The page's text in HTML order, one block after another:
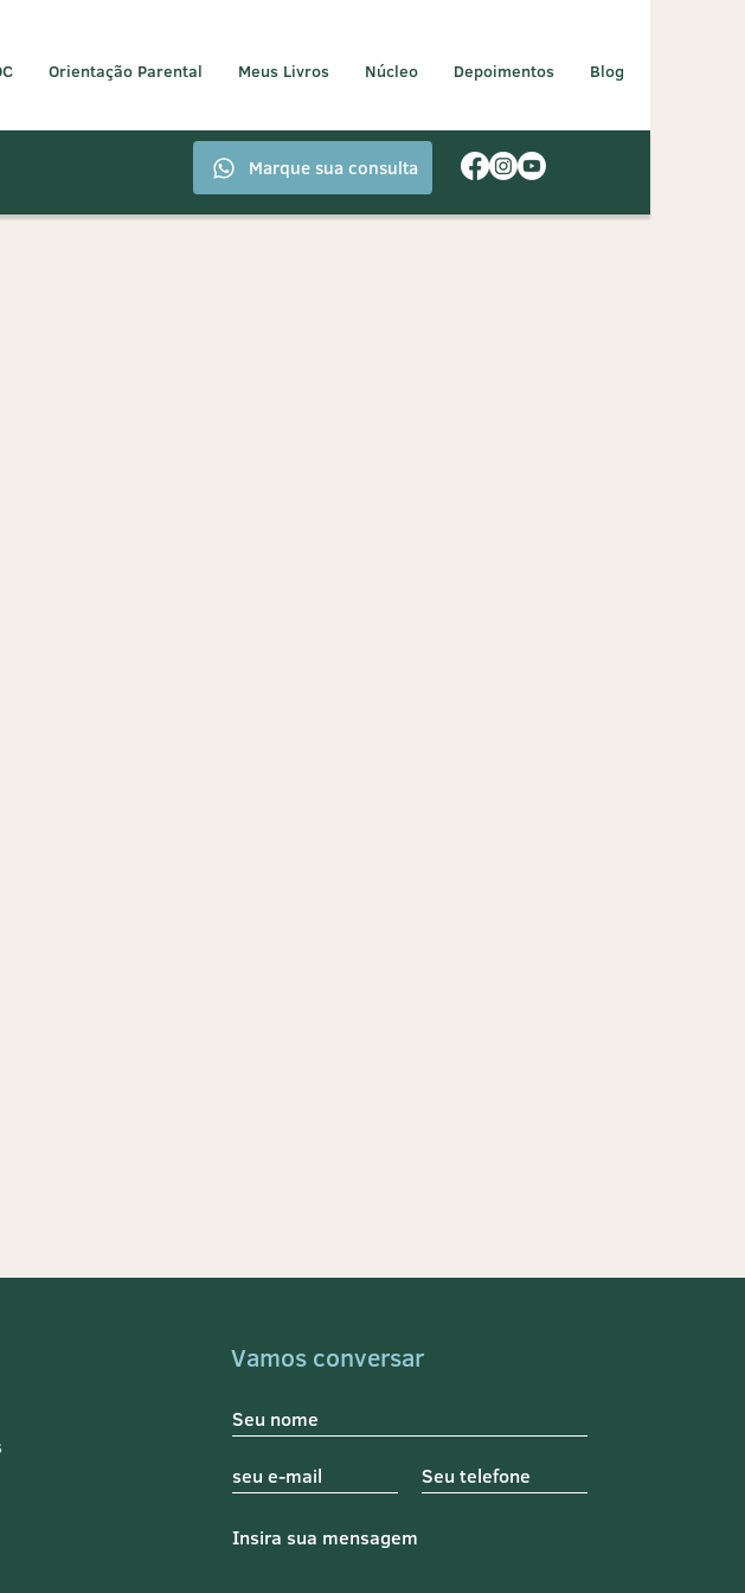
Orientação Parental Meus Livros Núcleo Depoimentos Blog
Marque sua consulta
Vamos conversar